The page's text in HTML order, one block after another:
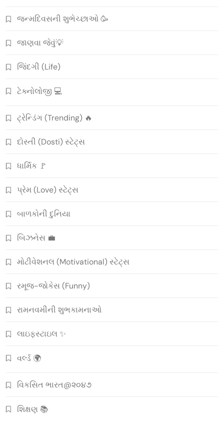
જન્મદિવસની શુભેચ્છાઓ 🥳
જાણવા જેવું💡
જિંદગી (Life)
ટેક્નોલોજી 💻
ટ્રેન્ડિંગ (Trending) 🔥
દોસ્તી (Dosti) સ્ટેટ્સ
ધાર્મિક 🚩
પ્રેમ (Love) સ્ટેટ્સ
બાળકોની દુનિયા
બિઝનેસ 💼
મોટીવેશનલ (Motivational) સ્ટેટ્સ
રમૂજ-જોકેસ (Funny)
રામનવમીની શુભકામનાઓ
લાઇફસ્ટાઇલ ✨
વર્લ્ડ 🌍
વિકસિત ભારત@૨૦૪૭
શિક્ષણ 📚